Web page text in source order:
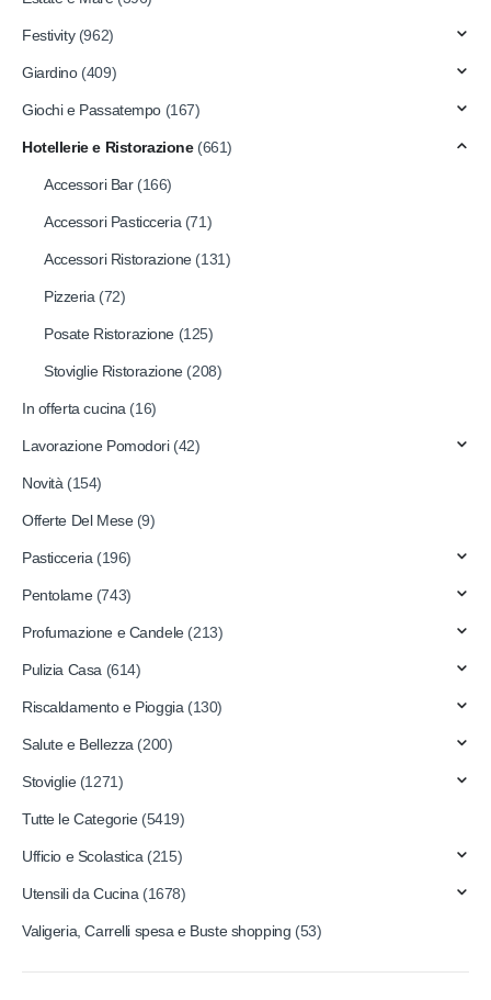
Festivity (962)
Giardino (409)
Giochi e Passatempo (167)
Hotellerie e Ristorazione (661)
Accessori Bar (166)
Accessori Pasticceria (71)
Accessori Ristorazione (131)
Pizzeria (72)
Posate Ristorazione (125)
Stoviglie Ristorazione (208)
In offerta cucina (16)
Lavorazione Pomodori (42)
Novità (154)
Offerte Del Mese (9)
Pasticceria (196)
Pentolame (743)
Profumazione e Candele (213)
Pulizia Casa (614)
Riscaldamento e Pioggia (130)
Salute e Bellezza (200)
Stoviglie (1271)
Tutte le Categorie (5419)
Ufficio e Scolastica (215)
Utensili da Cucina (1678)
Valigeria, Carrelli spesa e Buste shopping (53)